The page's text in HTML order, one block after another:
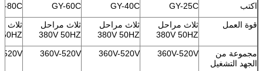
اكتب
GY-25C
GY-40C
GY-60C
80C
قوة العمل
ثلاث مراحل
380V 50HZ
ثلاث مراحل
380V 50HZ
ثلاث مراحل
380V 50HZ
ثلاث
مجموعة من
الجهد التشغيل
360V-520V
360V-520V
360V-520V
520V